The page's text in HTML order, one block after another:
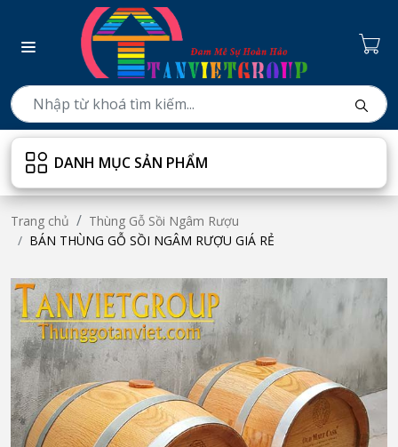
DANH MỤC SẢN PHẨM
Trang chủ
Thùng Gỗ Sồi Ngâm Rượu
BÁN THÙNG GỖ SỒI NGÂM RƯỢU GIÁ RẺ